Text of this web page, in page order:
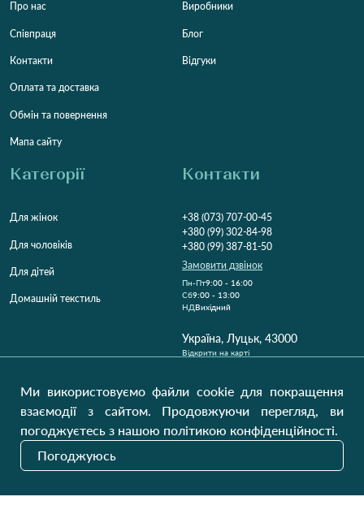
Про нас
Співпраця
Контакти
Оплата та доставка
Обмін та повернення
Мапа сайту
Виробники
Блог
Відгуки
Категорії
Для жінок
Для чоловіків
Для дітей
Домашній текстиль
Контакти
+38 (073) 707-00-45
+380 (99) 302-84-98
+380 (99) 387-81-50
Замовити дзвінок
Пн-Пт9:00 - 16:00
Cб9:00 - 13:00
НДВихідний
Україна, Луцьк, 43000
Відкрити на карті
Наші оновлення
Ми використовуємо файли cookie для покращення
взаємодії з сайтом. Продовжуючи перегляд, ви
погоджуєтесь з нашою політикою конфіденційності.
Погоджуюсь